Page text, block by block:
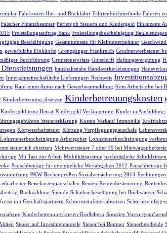
Fahrkosten Hin- und Rückfahrt Fahrtenbuchmethode Fahrten
Falscher Finanzbeamter Ferienjob Steuern und Kindergeld Finanzamt
Freistellungsauftrag Bank Freistellungsbescheinigung Bauleistungen
Beschäftigung Gesamtumsatz für Kleinunternehmer
gewerbliche Einkünfte Grenzgänger Frankreich Grudnerwerbsteuer
Buchführung Grunsteuererlass Gutschrift Haftungsvergütung
haushaltsnahe Handwerkerleistungen
Innergemeinschaftliche Lieferungen Nachweis
Kauf eines Autos nach Gewerbeanmeldung Kein Arbeitslohn bei
Kinderbetreuung absetzen Kinderbetreuungskosten
Kindergeld trotz Heirat Kindergeld Verlängerung Kinder in Ausbildung
Steuererklärung Kosten Verkauf Immobilie
Körperschaftsteuer Kürzung Verpflegungspauschale
Lohnsteuerbescheinigung Arbeitgeber Lohnsteuerbescheinigung
steuerlich absetzen Mehrwertsteuer 7 oder 19 bei
Mit Taxi zur Arbeit Mobilitätsprämie nachträgliche Schuldzinsen
Pauschbeträge für unentgeliche Wertabgaben 2012 Pauschbeträge
PKW Rechengrößen Sozialversicherung 2013
Reisekostenpauschalen Renten Rentenbesteuerung
Rückzahlung Spende Schadensbeseitigung bei Hochwasser
mit Geschäftspartnern Schornsteinfeger absetzen
Kinderbetreuungskosten Großeltern Sonstige
Steuer auf Investmentanteile Steuer bei Rentner Steuerbescheide